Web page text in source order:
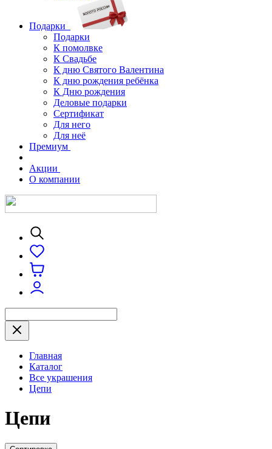
Подарки
Подарки
К помолвке
К Свадьбе
К дню Святого Валентина
К дню рождения ребёнка
К Дню рождения
Деловые подарки
Сертификат
Для него
Для неё
Премиум
Акции
О компании
Главная
Каталог
Все украшения
Цепи
Цепи